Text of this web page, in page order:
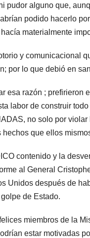
pudor alguno que,
podido hacerlo
materialmente
y comunicacional
por lo que debió en
esa razón ; prefirieron
labor de construir
no solo por
hechos que ellos
contenido y la
al General
Unidos después de
de Estado.
miembros de la
estar motivadas